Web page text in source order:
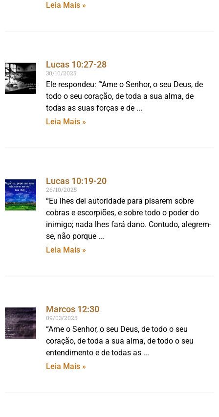
Leia Mais »
Lucas 10:27-28
30/10/2025
Ele respondeu: “‘Ame o Senhor, o seu Deus, de
todo o seu coração, de toda a sua alma, de
todas as suas forças e de
Leia Mais »
Lucas 10:19-20
26/10/2025
“Eu lhes dei autoridade para pisarem sobre
cobras e escorpiões, e sobre todo o poder do
inimigo; nada lhes fará dano. Contudo, alegrem-
se, não porque
Leia Mais »
Marcos 12:30
09/03/2025
“Ame o Senhor, o seu Deus, de todo o seu
coração, de toda a sua alma, de todo o seu
entendimento e de todas as
Leia Mais »